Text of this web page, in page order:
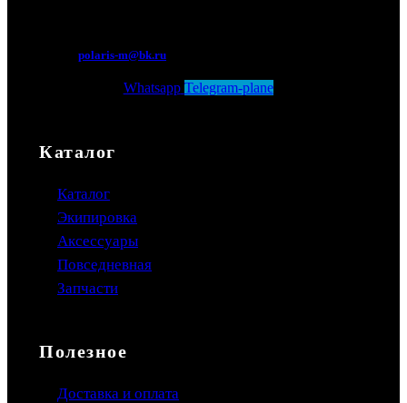
polaris-m@bk.ru
Whatsapp Telegram-plane
Каталог
Каталог
Экипировка
Аксессуары
Повседневная
Запчасти
Полезное
Доставка и оплата